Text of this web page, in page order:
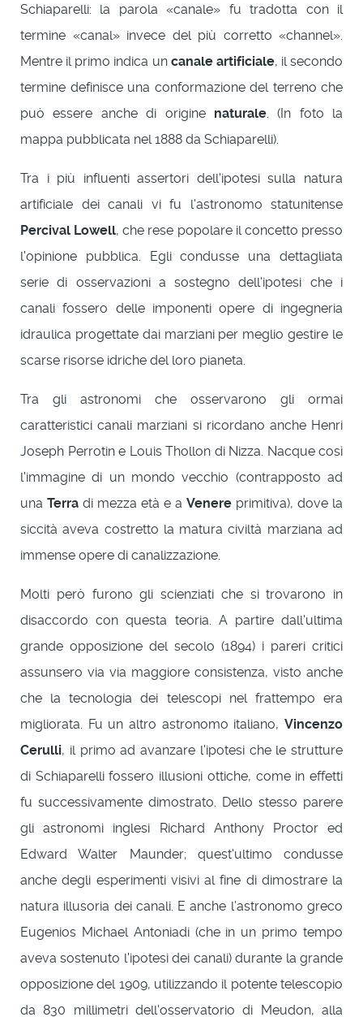
Schiaparelli: la parola «canale» fu tradotta con il
termine «canal» invece del più corretto «channel».
Mentre il primo indica un canale artificiale, il secondo
termine definisce una conformazione del terreno che
può essere anche di origine naturale. (In foto la
mappa pubblicata nel 1888 da Schiaparelli).
Tra i più influenti assertori dell'ipotesi sulla natura
artificiale dei canali vi fu l'astronomo statunitense
Percival Lowell, che rese popolare il concetto presso
l'opinione pubblica. Egli condusse una dettagliata
serie di osservazioni a sostegno dell'ipotesi che i
canali fossero delle imponenti opere di ingegneria
idraulica progettate dai marziani per meglio gestire le
scarse risorse idriche del loro pianeta.
Tra gli astronomi che osservarono gli ormai
caratteristici canali marziani si ricordano anche Henri
Joseph Perrotin e Louis Thollon di Nizza. Nacque così
l'immagine di un mondo vecchio (contrapposto ad
una Terra di mezza età e a Venere primitiva), dove la
siccità aveva costretto la matura civiltà marziana ad
immense opere di canalizzazione.
Molti però furono gli scienziati che si trovarono in
disaccordo con questa teoria. A partire dall'ultima
grande opposizione del secolo (1894) i pareri critici
assunsero via via maggiore consistenza, visto anche
che la tecnologia dei telescopi nel frattempo era
migliorata. Fu un altro astronomo italiano, Vincenzo
Cerulli, il primo ad avanzare l'ipotesi che le strutture
di Schiaparelli fossero illusioni ottiche, come in effetti
fu successivamente dimostrato. Dello stesso parere
gli astronomi inglesi Richard Anthony Proctor ed
Edward Walter Maunder; quest'ultimo condusse
anche degli esperimenti visivi al fine di dimostrare la
natura illusoria dei canali. E anche l’astronomo greco
Eugenios Michael Antoniadi (che in un primo tempo
aveva sostenuto l'ipotesi dei canali) durante la grande
opposizione del 1909, utilizzando il potente telescopio
da 830 millimetri dell'osservatorio di Meudon, alla